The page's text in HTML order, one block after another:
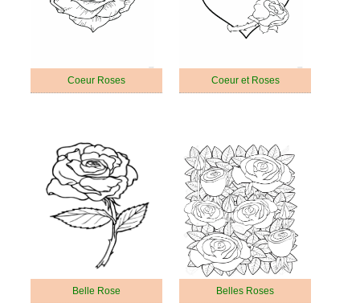
Coeur Roses Coeur et Roses
Belle Rose Belles Roses